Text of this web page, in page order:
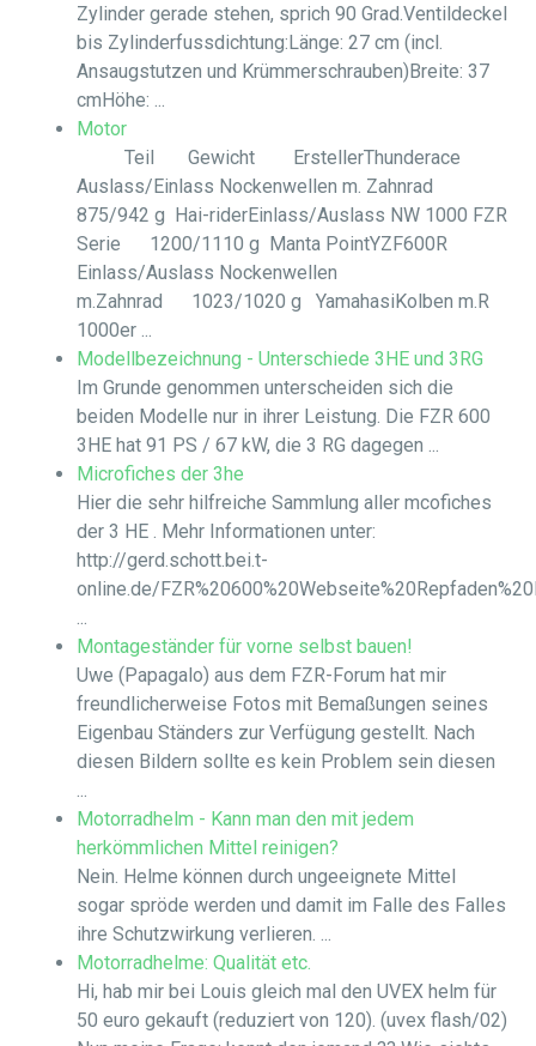
Zylinder gerade stehen, sprich 90 Grad.Ventildeckel
bis Zylinderfussdichtung:Länge: 27 cm (incl.
Ansaugstutzen und Krümmerschrauben)Breite: 37
cmHöhe: ...
Motor
Teil Gewicht ErstellerThunderace
Auslass/Einlass Nockenwellen m. Zahnrad
875/942 g Hai-riderEinlass/Auslass NW 1000 FZR
Serie 1200/1110 g Manta PointYZF600R
Einlass/Auslass Nockenwellen
m.Zahnrad 1023/1020 g YamahasiKolben m.R
1000er ...
Modellbezeichnung - Unterschiede 3HE und 3RG
Im Grunde genommen unterscheiden sich die
beiden Modelle nur in ihrer Leistung. Die FZR 600
3HE hat 91 PS / 67 kW, die 3 RG dagegen ...
Microfiches der 3he
Hier die sehr hilfreiche Sammlung aller mcofiches
der 3 HE . Mehr Informationen unter:
http://gerd.schott.bei.t-
online.de/
Montageständer für vorne selbst bauen!
Uwe (Papagalo) aus dem FZR-Forum hat mir
freundlicherweise Fotos mit Bemaßungen seines
Eigenbau Ständers zur Verfügung gestellt. Nach
diesen Bildern sollte es kein Problem sein diesen
Motorradhelm - Kann man den mit jedem
herkömmlichen Mittel reinigen?
Nein. Helme können durch ungeeignete Mittel
sogar spröde werden und damit im Falle des Falles
ihre Schutzwirkung verlieren. ...
Motorradhelme: Qualität etc.
Hi, hab mir bei Louis gleich mal den UVEX helm für
50 euro gekauft (reduziert von 120). (uvex flash/02)